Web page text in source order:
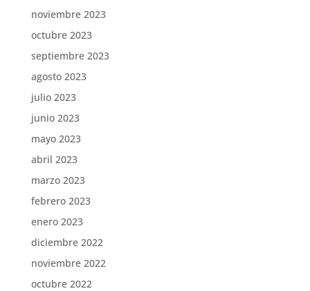
noviembre 2023
octubre 2023
septiembre 2023
agosto 2023
julio 2023
junio 2023
mayo 2023
abril 2023
marzo 2023
febrero 2023
enero 2023
diciembre 2022
noviembre 2022
octubre 2022